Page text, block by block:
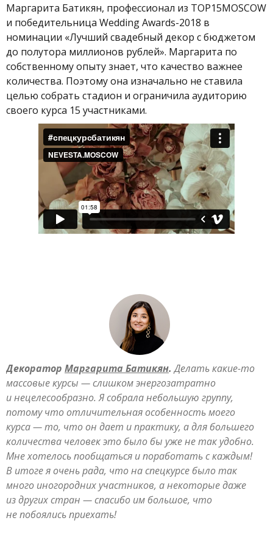
Маргарита Батикян, профессионал из TOP15MOSCOW
и победительница Wedding Awards-2018 в
номинации «Лучший свадебный декор с бюджетом
до полутора миллионов рублей». Маргарита по
собственному опыту знает, что качество важнее
количества. Поэтому она изначально не ставила
целью собрать стадион и ограничила аудиторию
своего курса 15 участниками.
Декоратор Маргарита Батикян. Делать какие-то
массовые курсы — слишком энергозатратно
и нецелесообразно. Я собрала небольшую группу,
потому что отличительная особенность моего
курса — то, что он дает и практику, а для большего
количества человек это было бы уже не так удобно.
Мне хотелось пообщаться и поработать с каждым!
В итоге я очень рада, что на спецкурсе было так
много иногородних участников, а некоторые даже
из других стран — спасибо им большое, что
не побоялись приехать!